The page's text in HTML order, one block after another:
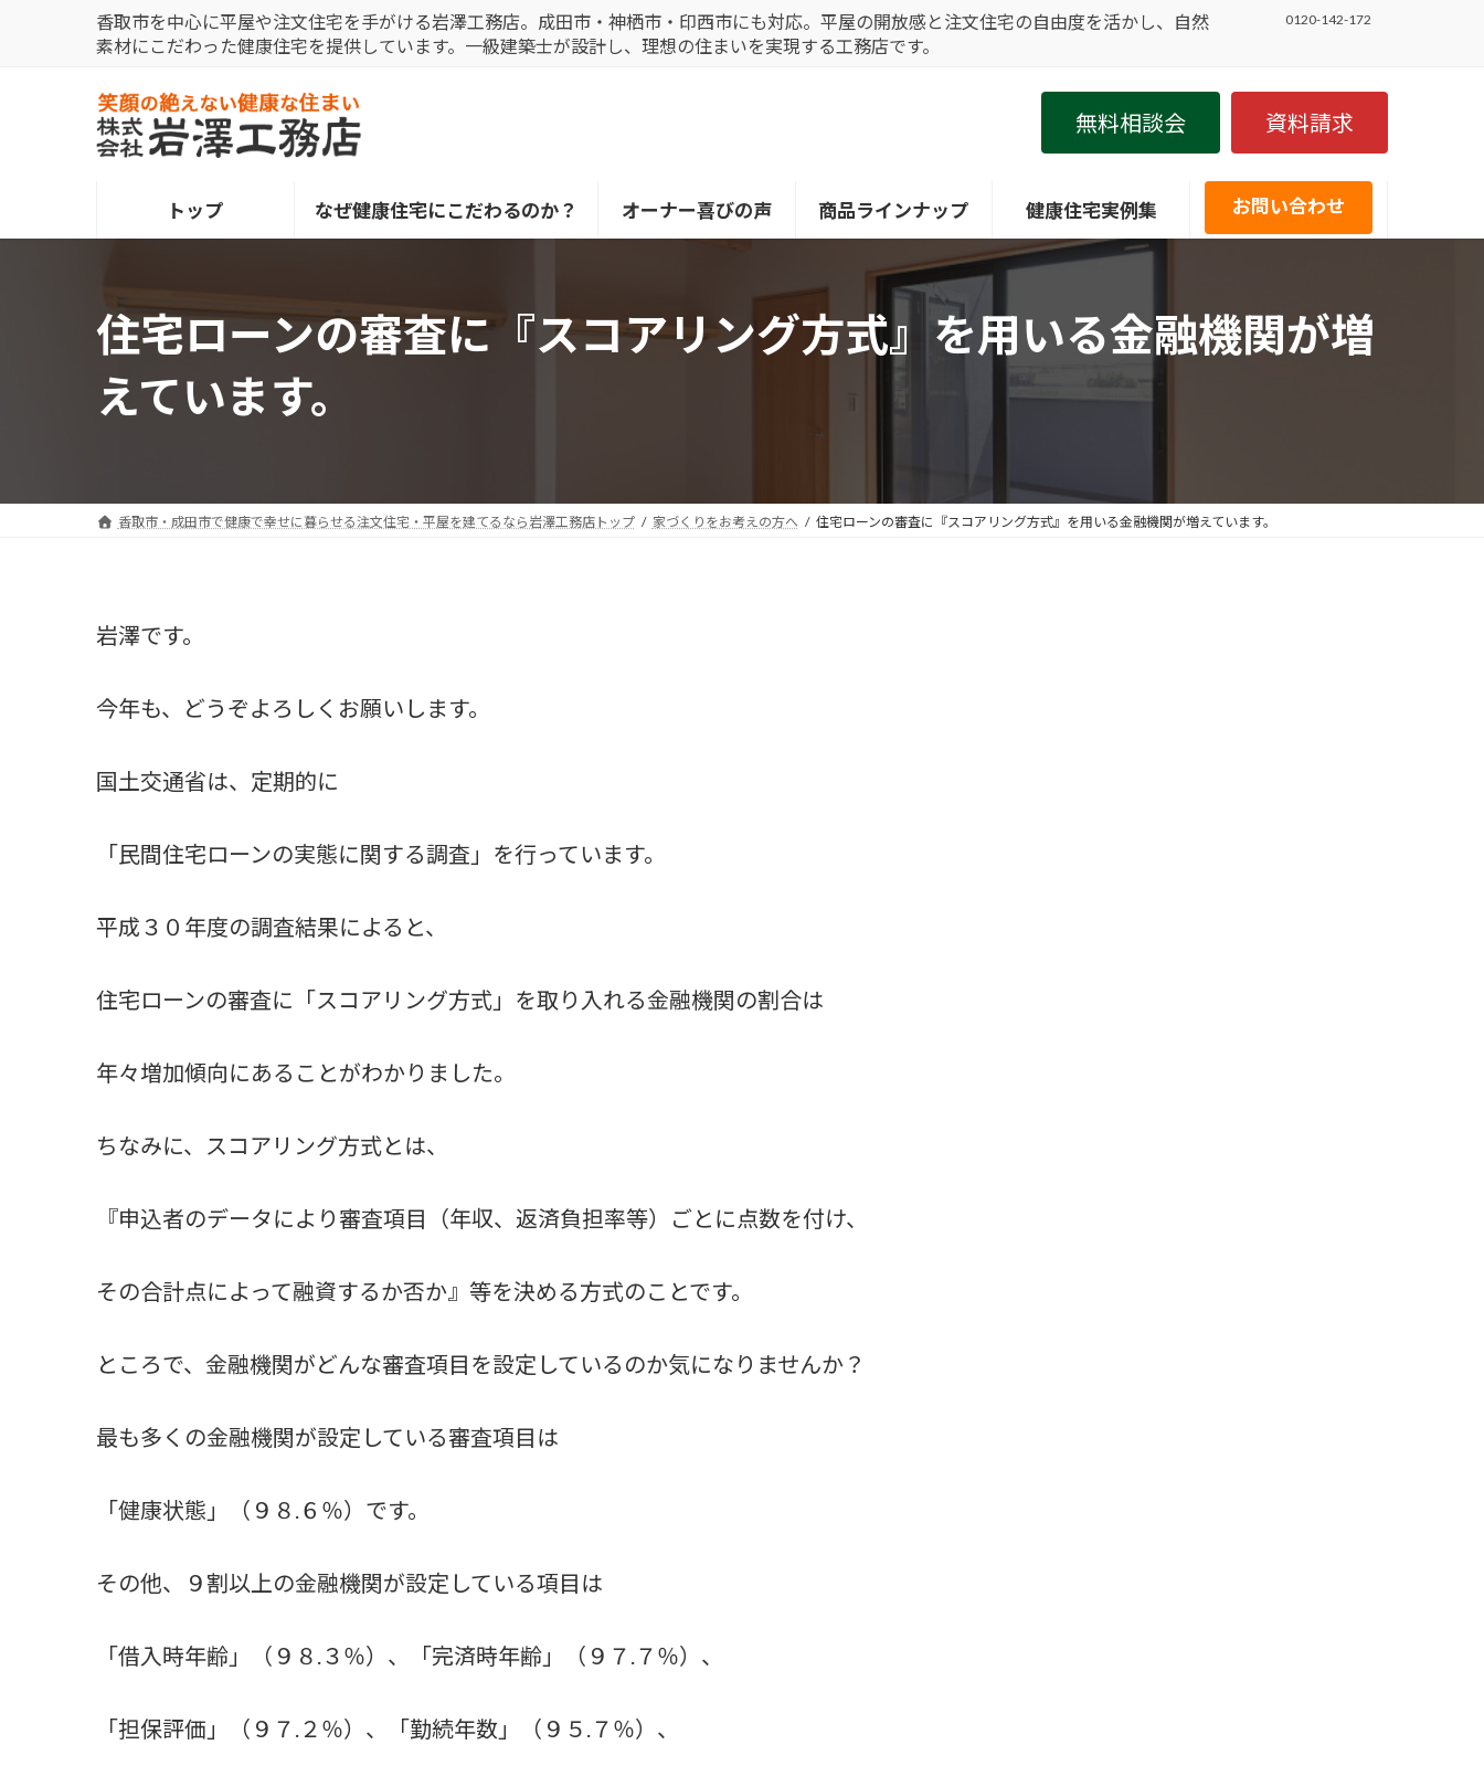
キ
に
香取市を中心に平屋や注文住宅を手がける岩澤工務店。成田市・神栖市・印西市にも対応。平屋の開放感と注文住宅の自由度を活かし、自然
素材にこだわった健康住宅を提供しています。一級建築士が設計し、理想の住まいを実現する工務店です。
0120-142-172
無料相談会 資料請求
トップ なぜ健康住宅にこだわるのか？ オーナー喜びの声 商品ラインナップ 健康住宅実例集 お問い合わせ
住宅ローンの審査に『スコアリング方式』を用いる金融機関が増
えています。
香取市・成田市で健康で幸せに暮らせる注文住宅・平屋を建てるなら岩澤工務店トップ 家づくりをお考えの方へ 住宅ローンの審査に『スコアリング方式』を用いる金融機関が増えています。
岩澤です。
今年も、どうぞよろしくお願いします。
国土交通省は、定期的に
「民間住宅ローンの実態に関する調査」を行っています。
平成３０年度の調査結果によると、
住宅ローンの審査に「スコアリング方式」を取り入れる金融機関の割合は
年々増加傾向にあることがわかりました。
ちなみに、スコアリング方式とは、
『申込者のデータにより審査項目（年収、返済負担率等）ごとに点数を付け、
その合計点によって融資するか否か』等を決める方式のことです。
ところで、金融機関がどんな審査項目を設定しているのか気になりませんか？
最も多くの金融機関が設定している審査項目は
「健康状態」（９８.６％）です。
その他、９割以上の金融機関が設定している項目は
「借入時年齢」（９８.３％）、「完済時年齢」（９７.７％）、
「担保評価」（９７.２％）、「勤続年数」（９５.７％）、